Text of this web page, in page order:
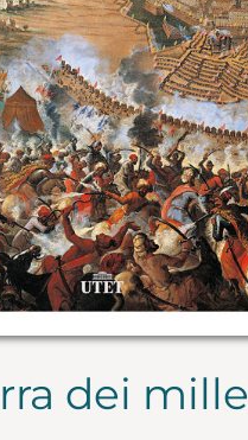
dei mille